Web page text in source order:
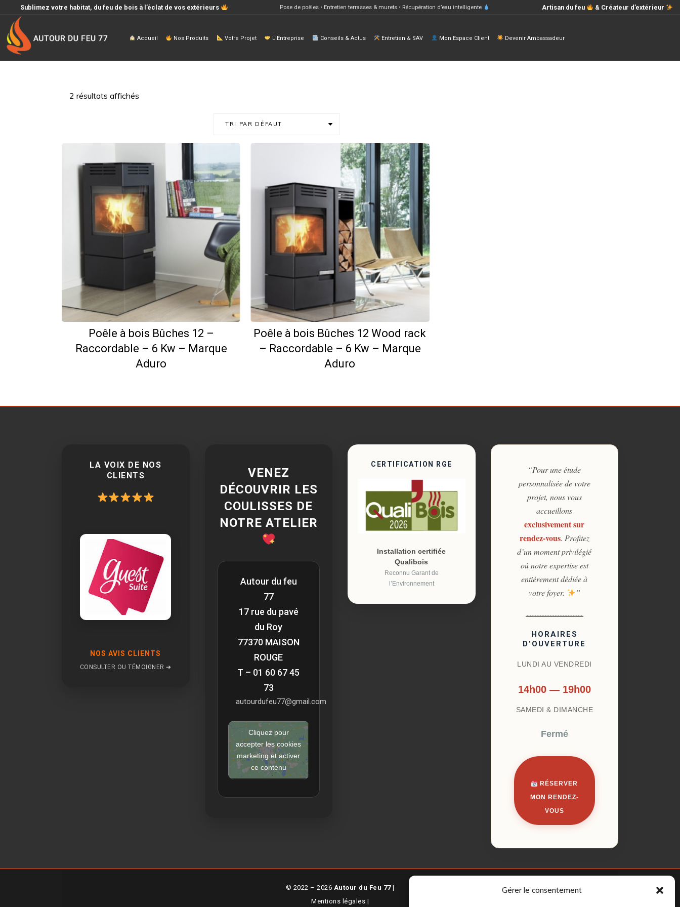
Gérer le consentement
Sublimez votre habitat, du feu de bois à l’éclat de vos extérieurs Pose de poêles • Entretien terrasses & murets • Récupération d’eau intelligente Artisan du feu & Créateur d’extérieur
Accueil Nos Produits Votre Projet L’Entreprise Conseils & Actus Entretien & SAV Mon Espace Client Devenir Ambassadeur
2 résultats affichés
TRI PAR DÉFAUT
Poêle à bois Bûches 12 –
Raccordable – 6 Kw – Marque
Aduro
Poêle à bois Bûches 12 Wood rack
– Raccordable – 6 Kw – Marque
Aduro
LA VOIX DE NOS
CLIENTS
NOS AVIS CLIENTS
CONSULTER OU TÉMOIGNER ➔
VENEZ
DÉCOUVRIR LES
COULISSES DE
NOTRE ATELIER
Autour du feu
77
17 rue du pavé
du Roy
77370 MAISON
ROUGE
T – 01 60 67 45
73
autourdufeu77@gmail.com
Cliquez pour
accepter les cookies
marketing et activer
ce contenu
CERTIFICATION RGE
Installation certifiée
Qualibois
Reconnu Garant de
l’Environnement
“Pour une étude
personnalisée de votre
projet, nous vous
accueillons
exclusivement sur
rendez-vous. Profitez
d’un moment privilégié
où notre expertise est
entièrement dédiée à
votre foyer.
”
HORAIRES
D’OUVERTURE
LUNDI AU VENDREDI
14h00 — 19h00
SAMEDI & DIMANCHE
Fermé
RÉSERVER
MON RENDEZ-
VOUS
© 2022 – 2026 Autour du Feu 77|
Mentions légales |